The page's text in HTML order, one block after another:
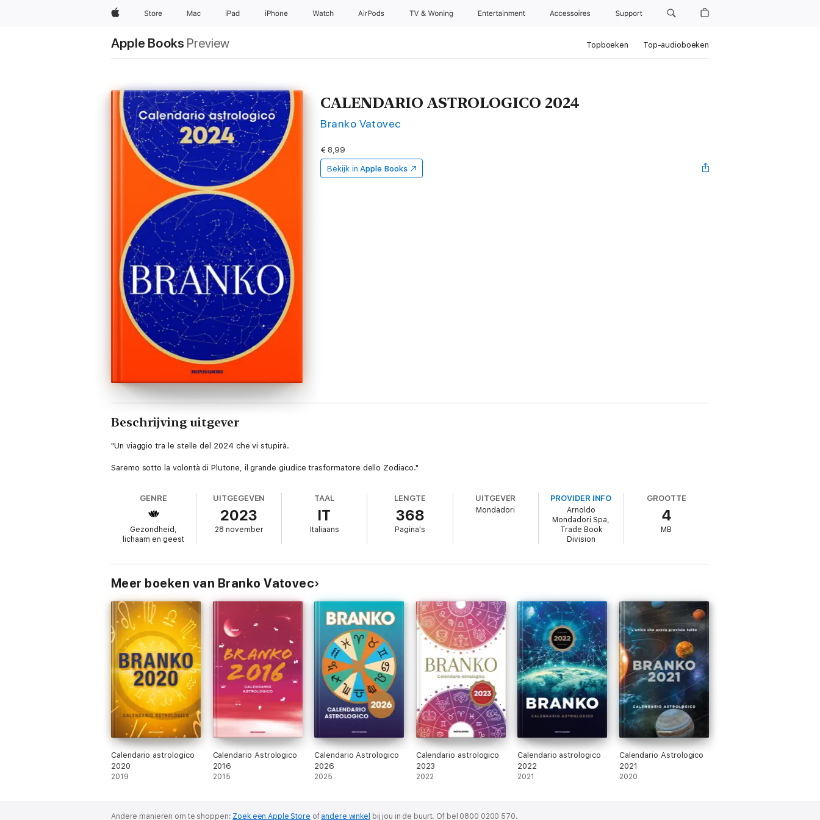
AppleStore Mac iPad iPhone Watch AirPods TV & Woning Entertainment Accessoires Support
Apple Books Preview Topboeken Top-audioboeken
CALENDARIO ASTROLOGICO 2024
Branko Vatovec
€ 8,99
Bekijk in Apple Books
Beschrijving uitgever
"Un viaggio tra le stelle del 2024 che vi stupirà.
Saremo sotto la volontà di Plutone, il grande giudice trasformatore dello Zodiaco."
GENRE
Gezondheid,
lichaam en geest
UITGEGEVEN
2023
28 november
TAAL
IT
Italiaans
LENGTE
368
Pagina's
UITGEVER
Mondadori
PROVIDER INFO
Arnoldo
Mondadori Spa,
Trade Book
Division
GROOTTE
4
MB
Meer boeken van Branko Vatovec
Calendario astrologico
2020
2019
Calendario Astrologico
2016
2015
Calendario Astrologico
2026
2025
Calendario astrologico
2023
2022
Calendario astrologico
2022
2021
Calendario Astrologico
2021
2020
Andere manieren om te shoppen: Zoek een Apple Store of andere winkel bij jou in de buurt. Of bel 0800 0200 570.